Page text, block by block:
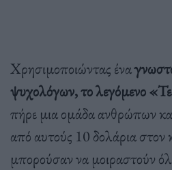
Χρησιμοποιώντας ένα
ψυχολόγων, το λεγόμενο
πήρε μια ομάδα ανθρώπων
από αυτούς 10 δολάρια στον
μπορούσαν να μοιραστούν